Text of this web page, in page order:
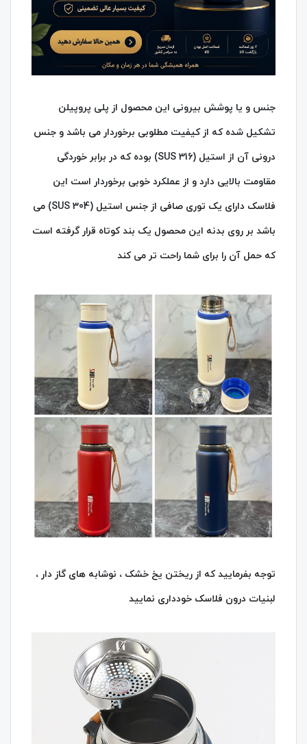
جنس و یا پوشش بیرونی این محصول از پلی پروپیلن
تشکیل شده که از کیفیت مطلوبی برخوردار می باشد و جنس
درونی آن از استیل (SUS 316) بوده که در برابر خوردگی
مقاومت بالایی دارد و از عملکرد خوبی برخوردار است این
فلاسک دارای یک توری صافی از جنس استیل (SUS 304) می
باشد بر روی بدنه این محصول یک بند کوتاه قرار گرفته است
که حمل آن را برای شما راحت تر می کند
توجه بفرمایید که از ریختن یخ خشک ، نوشابه های گاز دار ،
لبنیات درون فلاسک خودداری نمایید